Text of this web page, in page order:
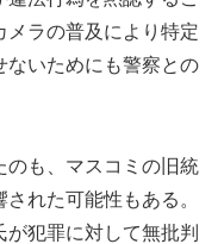
メラの普及により特定
ないためにも警察との
も、マスコミの旧統
れた可能性もある。
犯罪に対して無批判